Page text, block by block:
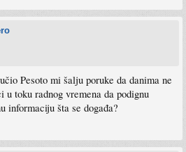
Pesoto mi šalju poruke da danima ne
u toku radnog vremena da podignu
informaciju šta se događa?